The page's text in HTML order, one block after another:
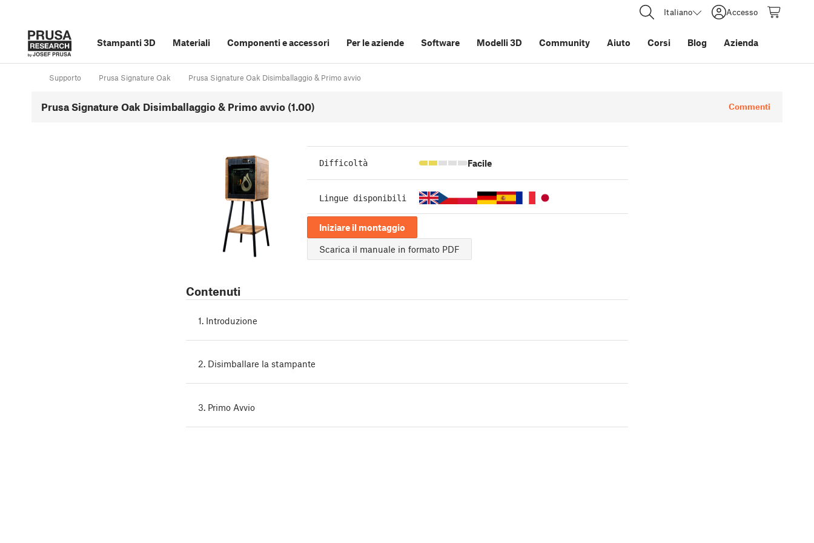
Italiano Accesso
Stampanti 3D Materiali Componenti e accessori Per le aziende Software Modelli 3D Community Aiuto Corsi Blog Azienda
Supporto Prusa Signature Oak Prusa Signature Oak Disimballaggio & Primo avvio
Prusa Signature Oak Disimballaggio & Primo avvio (1.00) Commenti
Difficoltà Facile
Lingue disponibili
Iniziare il montaggio
Scarica il manuale in formato PDF
Contenuti
1. Introduzione
2. Disimballare la stampante
3. Primo Avvio